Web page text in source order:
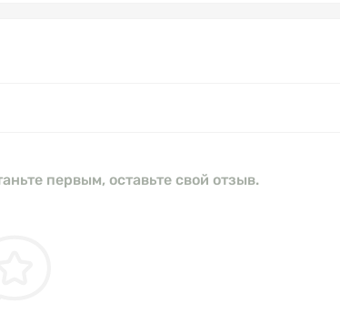
первым, оставьте свой отзыв.